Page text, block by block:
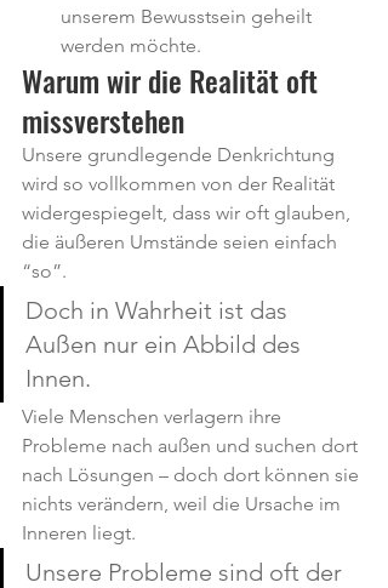
unserem Bewusstsein geheilt
werden möchte.
Warum wir die Realität oft
missverstehen
Unsere grundlegende Denkrichtung
wird so vollkommen von der Realität
widergespiegelt, dass wir oft glauben,
die äußeren Umstände seien einfach
“so”.
Doch in Wahrheit ist das
Außen nur ein Abbild des
Innen.
Viele Menschen verlagern ihre
Probleme nach außen und suchen dort
nach Lösungen – doch dort können sie
nichts verändern, weil die Ursache im
Inneren liegt.
Unsere Probleme sind oft der